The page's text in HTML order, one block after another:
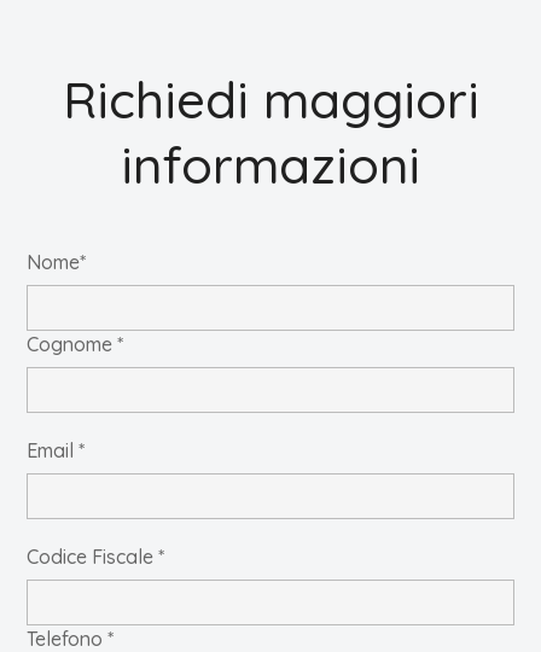
Richiedi maggiori
informazioni
Nome*
Cognome *
Email *
Codice Fiscale *
Telefono *